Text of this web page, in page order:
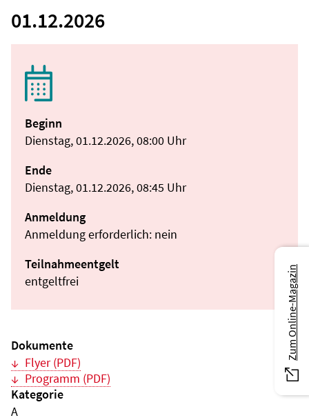
01.12.2026
Beginn
Dienstag, 01.12.2026, 08:00 Uhr
Ende
Dienstag, 01.12.2026, 08:45 Uhr
Anmeldung
Anmeldung erforderlich: nein
Teilnahmeentgelt
entgeltfrei
Dokumente
Flyer (PDF)
Programm (PDF)
Kategorie
A
Zum Online-Magazin